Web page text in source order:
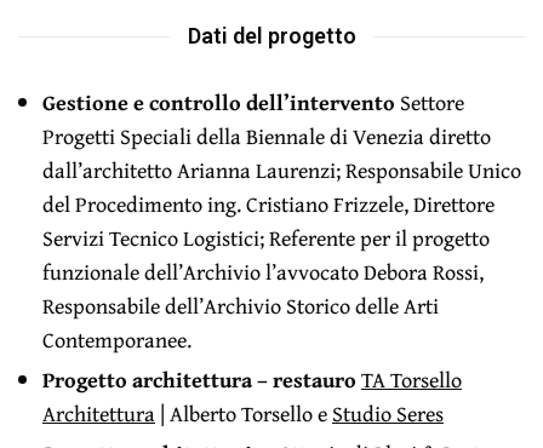
Dati del progetto
Gestione e controllo dell’intervento Settore
Progetti Speciali della Biennale di Venezia diretto
dall’architetto Arianna Laurenzi; Responsabile Unico
del Procedimento ing. Cristiano Frizzele, Direttore
Servizi Tecnico Logistici; Referente per il progetto
funzionale dell’Archivio l’avvocato Debora Rossi,
Responsabile dell’Archivio Storico delle Arti
Contemporanee.
Progetto architettura – restauroTA Torsello
Architettura| Alberto Torsello eStudio Seres